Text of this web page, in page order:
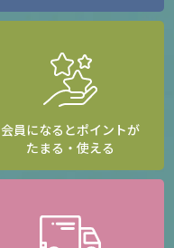
会員になるとポイントが
たまる・使える